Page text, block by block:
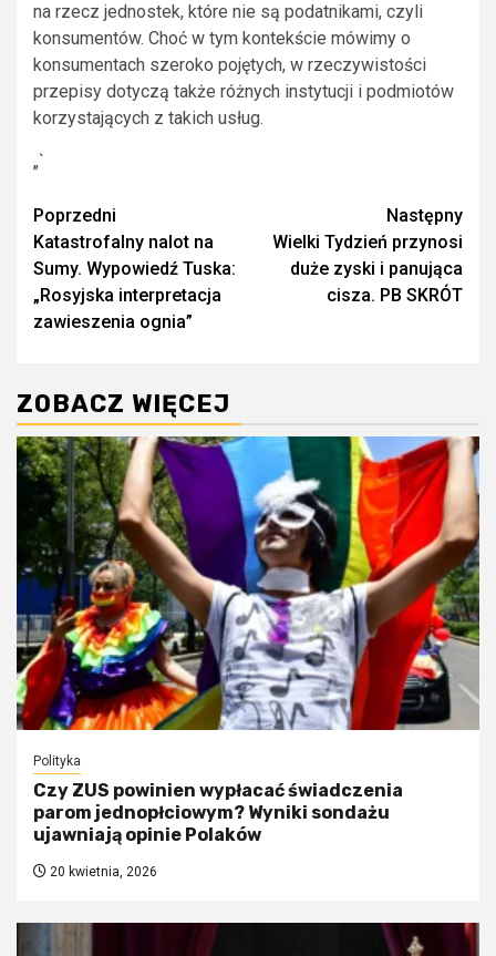
na rzecz jednostek, które nie są podatnikami, czyli
konsumentów. Choć w tym kontekście mówimy o
konsumentach szeroko pojętych, w rzeczywistości
przepisy dotyczą także różnych instytucji i podmiotów
korzystających z takich usług.
„`
Zobacz
wpisy
Poprzedni
Katastrofalny nalot na
Sumy. Wypowiedź Tuska:
„Rosyjska interpretacja
zawieszenia ognia”
Następny
Wielki Tydzień przynosi
duże zyski i panująca
cisza. PB SKRÓT
ZOBACZ WIĘCEJ
Polityka
Czy ZUS powinien wypłacać świadczenia
parom jednopłciowym? Wyniki sondażu
ujawniają opinie Polaków
20 kwietnia, 2026